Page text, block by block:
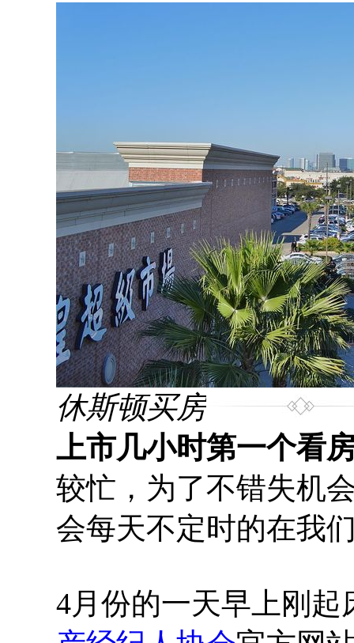
休斯顿买房
上市几小时第一个看
较忙，为了不错失机
会每天不定时的在我
4月份的一天早上刚起